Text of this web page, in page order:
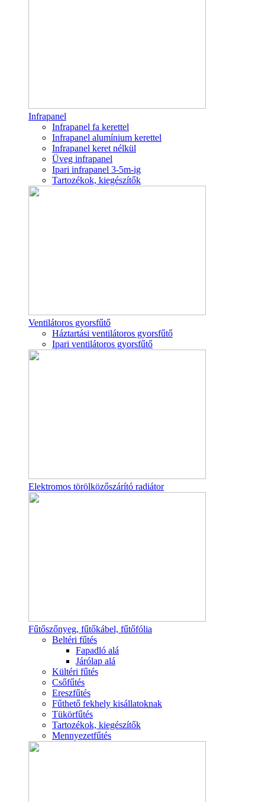
Infrapanel
Infrapanel fa kerettel
Infrapanel alumínium kerettel
Infrapanel keret nélkül
Üveg infrapanel
Ipari infrapanel 3-5m-ig
Tartozékok, kiegészítők
Ventilátoros gyorsfűtő
Háztartási ventilátoros gyorsfűtő
Ipari ventilátoros gyorsfűtő
Elektromos törölközőszárító radiátor
Fűtőszőnyeg, fűtőkábel, fűtőfólia
Beltéri fűtés
Fapadló alá
Járólap alá
Kültéri fűtés
Csőfűtés
Ereszfűtés
Fűthető fekhely kisállatoknak
Tükörfűtés
Tartozékok, kiegészítők
Mennyezetfűtés